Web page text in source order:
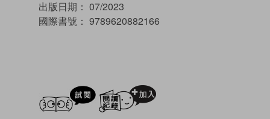
出版日期： 07/2023
國際書號： 9789620882166
試閲